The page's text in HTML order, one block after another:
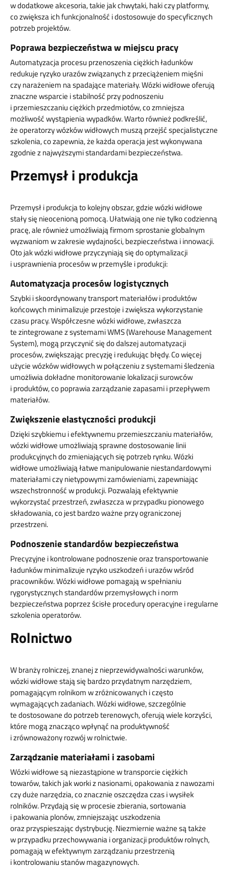
w dodatkowe akcesoria, takie jak chwytaki, haki czy platformy,
co zwiększa ich funkcjonalność i dostosowuje do specyficznych
potrzeb projektów.
Poprawa bezpieczeństwa w miejscu pracy
Automatyzacja procesu przenoszenia ciężkich ładunków
redukuje ryzyko urazów związanych z przeciążeniem mięśni
czy narażeniem na spadające materiały. Wózki widłowe oferują
znaczne wsparcie i stabilność przy podnoszeniu
i przemieszczaniu ciężkich przedmiotów, co zmniejsza
możliwość wystąpienia wypadków. Warto również podkreślić,
że operatorzy wózków widłowych muszą przejść specjalistyczne
szkolenia, co zapewnia, że każda operacja jest wykonywana
zgodnie z najwyższymi standardami bezpieczeństwa.
Przemysł i produkcja
Przemysł i produkcja to kolejny obszar, gdzie wózki widłowe
stały się nieocenioną pomocą. Ułatwiają one nie tylko codzienną
pracę, ale również umożliwiają firmom sprostanie globalnym
wyzwaniom w zakresie wydajności, bezpieczeństwa i innowacji.
Oto jak wózki widłowe przyczyniają się do optymalizacji
i usprawnienia procesów w przemyśle i produkcji:
Automatyzacja procesów logistycznych
Szybki i skoordynowany transport materiałów i produktów
końcowych minimalizuje przestoje i zwiększa wykorzystanie
czasu pracy. Współczesne wózki widłowe, zwłaszcza
te zintegrowane z systemami WMS (Warehouse Management
System), mogą przyczynić się do dalszej automatyzacji
procesów, zwiększając precyzję i redukując błędy. Co więcej
użycie wózków widłowych w połączeniu z systemami śledzenia
umożliwia dokładne monitorowanie lokalizacji surowców
i produktów, co poprawia zarządzanie zapasami i przepływem
materiałów.
Zwiększenie elastyczności produkcji
Dzięki szybkiemu i efektywnemu przemieszczaniu materiałów,
wózki widłowe umożliwiają sprawne dostosowanie linii
produkcyjnych do zmieniających się potrzeb rynku. Wózki
widłowe umożliwiają łatwe manipulowanie niestandardowymi
materiałami czy nietypowymi zamówieniami, zapewniając
wszechstronność w produkcji. Pozwalają efektywnie
wykorzystać przestrzeń, zwłaszcza w przypadku pionowego
składowania, co jest bardzo ważne przy ograniczonej
przestrzeni.
Podnoszenie standardów bezpieczeństwa
Precyzyjne i kontrolowane podnoszenie oraz transportowanie
ładunków minimalizuje ryzyko uszkodzeń i urazów wśród
pracowników. Wózki widłowe pomagają w spełnianiu
rygorystycznych standardów przemysłowych i norm
bezpieczeństwa poprzez ścisłe procedury operacyjne i regularne
szkolenia operatorów.
Rolnictwo
W branży rolniczej, znanej z nieprzewidywalności warunków,
wózki widłowe stają się bardzo przydatnym narzędziem,
pomagającym rolnikom w zróżnicowanych i często
wymagających zadaniach. Wózki widłowe, szczególnie
te dostosowane do potrzeb terenowych, oferują wiele korzyści,
które mogą znacząco wpłynąć na produktywność
i zrównoważony rozwój w rolnictwie.
Zarządzanie materiałami i zasobami
Wózki widłowe są niezastąpione w transporcie ciężkich
towarów, takich jak worki z nasionami, opakowania z nawozami
czy duże narzędzia, co znacznie oszczędza czas i wysiłek
rolników. Przydają się w procesie zbierania, sortowania
i pakowania plonów, zmniejszając uszkodzenia
oraz przyspieszając dystrybucję. Niezmiernie ważne są także
w przypadku przechowywania i organizacji produktów rolnych,
pomagają w efektywnym zarządzaniu przestrzenią
i kontrolowaniu stanów magazynowych.